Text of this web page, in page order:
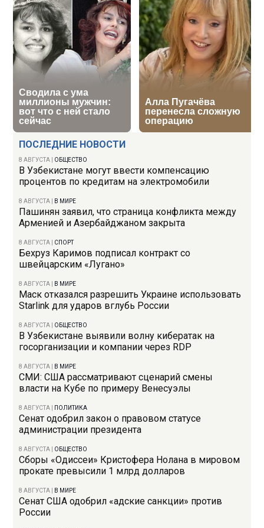
ПОСЛЕДНИЕ НОВОСТИ
8 АВГУСТА ОБЩЕСТВО
В Узбекистане могут ввести компенсацию
процентов по кредитам на электромобили
8 АВГУСТА В МИРЕ
Пашинян заявил, что страница конфликта между
Арменией и Азербайджаном закрыта
8 АВГУСТА СПОРТ
Бехруз Каримов подписал контракт со
швейцарским «Лугано»
8 АВГУСТА В МИРЕ
Маск отказался разрешить Украине использовать
Starlink для ударов вглубь России
8 АВГУСТА ОБЩЕСТВО
В Узбекистане выявили волну кибератак на
госорганизации и компании через RDP
8 АВГУСТА В МИРЕ
СМИ: США рассматривают сценарий смены
власти на Кубе по примеру Венесуэлы
8 АВГУСТА ПОЛИТИКА
Сенат одобрил закон о правовом статусе
администрации президента
8 АВГУСТА ОБЩЕСТВО
Сборы «Одиссеи» Кристофера Нолана в мировом
прокате превысили 1 млрд долларов
8 АВГУСТА В МИРЕ
Сенат США одобрил «адские санкции» против
России